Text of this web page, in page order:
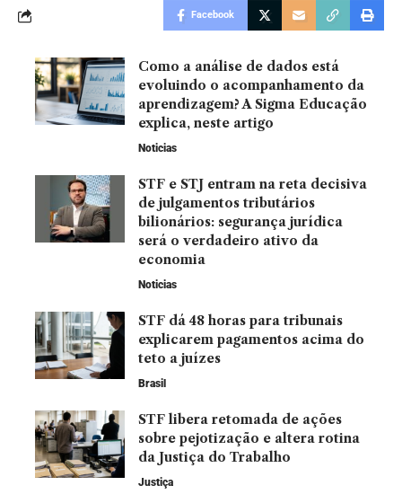
Facebook
Como a análise de dados está
evoluindo o acompanhamento da
aprendizagem? A Sigma Educação
explica, neste artigo
Noticias
STF e STJ entram na reta decisiva
de julgamentos tributários
bilionários: segurança jurídica
será o verdadeiro ativo da
economia
Noticias
STF dá 48 horas para tribunais
explicarem pagamentos acima do
teto a juízes
Brasil
STF libera retomada de ações
sobre pejotização e altera rotina
da Justiça do Trabalho
Justiça